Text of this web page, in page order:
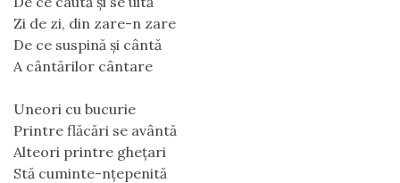
Zi de zi, din zare-n zare
De ce suspină și cântă
A cântărilor cântare
Uneori cu bucurie
Printre flăcări se avântă
Alteori printre ghețari
Stă cuminte-nțepenită